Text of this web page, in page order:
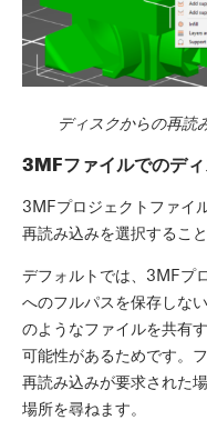
ディスクからの再読
3MFファイルでのデ
3MFプロジェクトファイ
再読み込みを選択すること
デフォルトでは、3MFプ
へのフルパスを保存しな
のようなファイルを共有
可能性があるためです。
再読み込みが要求された
場所を尋ねます。